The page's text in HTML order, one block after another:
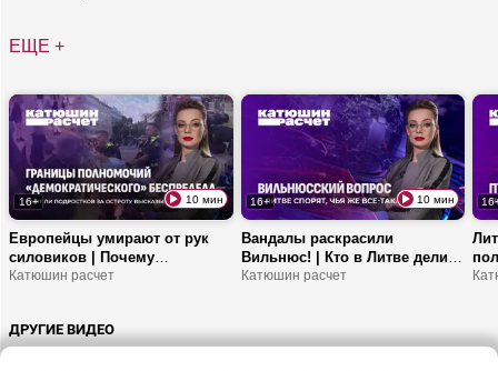
ЕЩЕ +
16+ 10 мин
Европейцы умирают от рук
силовиков | Почему
полицейское насилие –
примеры жестокости
Катюшин расчет
16+ 10 мин
Вандалы раскрасили
Вильнюс! | Кто в Литве делит
Вiльню? | Почему в
Катюшин расчет
ДРУГИЕ ВИДЕО